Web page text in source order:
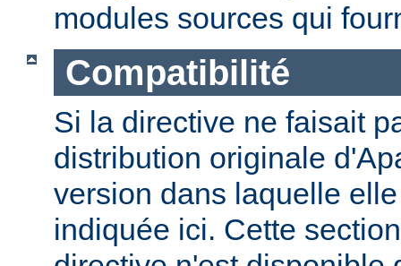
modules sources qui
Compatibilité
Si la directive ne faisait
distribution originale
version dans laquelle
indiquée ici. Cette